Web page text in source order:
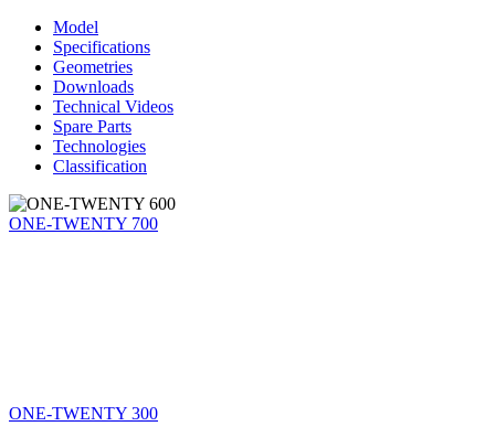
Model
Specifications
Geometries
Downloads
Technical Videos
Spare Parts
Technologies
Classification
ONE-TWENTY 700
ONE-TWENTY 300